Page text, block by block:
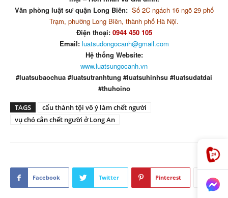
Văn phòng luật sư quận Long Biên: Số 2C ngách 16 ngõ 29 phố
Trạm, phường Long Biên, thành phố Hà Nội.
Điện thoại: 0944 450 105
Email: luatsudongocanh@gmail.com
Hệ thống Website:
www.luatsungocanh.vn
#luatsubaochua #luatsutranhtung #luatsuhinhsu #luatsudatdai
#thuhoino
TAGS
cấu thành tội vô ý làm chết người
vụ chó cắn chết người ở Long An
Facebook Twitter Pinterest